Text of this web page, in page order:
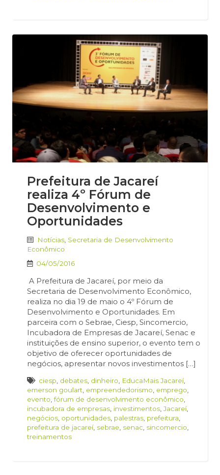
Prefeitura de Jacareí
realiza 4º Fórum de
Desenvolvimento e
Oportunidades
Notícias Secretaria de Desenvolvimento
Econômico
04/05/2016
A Prefeitura de Jacareí, por meio da
Secretaria de Desenvolvimento Econômico,
realiza no dia 19 de maio o 4º Fórum de
Desenvolvimento e Oportunidades. Em
parceira com o Sebrae, Ciesp, Sincomercio,
Incubadora de Empresas de Jacareí, Senac e
instituições de ensino superior, o evento tem o
objetivo de oferecer oportunidades de
negócios, apresentar novos investimentos […]
ciesp debates dinheiro EducaMais Jacareí,
emerson goulart empreendedorismo emprego
evento ,fórum de desenvolvimento econômico
incubadora de empresas investimentos ,Jacareí,
negócios oportunidades palestras prefeitura
prefeitura de jacareí, sebrae senac sincomercio
treinamentos